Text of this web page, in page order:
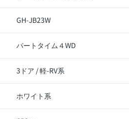
GH-JB23W
パートタイム４WD
3ドア / 軽-RV系
ホワイト系